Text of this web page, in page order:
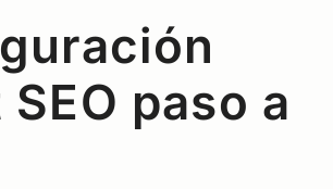
paso a